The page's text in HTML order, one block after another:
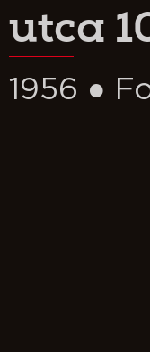
utca
1956 ●